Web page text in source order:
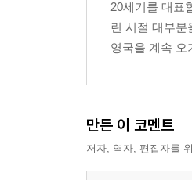
20세기를 대표
린 시절 대부분
영국을 계속 오
만든 이 코멘트
저자, 역자, 편집자를